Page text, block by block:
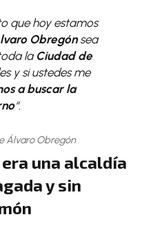
que hoy estamos
Obregónsea
la Ciudad de
y si ustedes me
a buscar la
“.
Álvaro Obregón
una alcaldía
y sin